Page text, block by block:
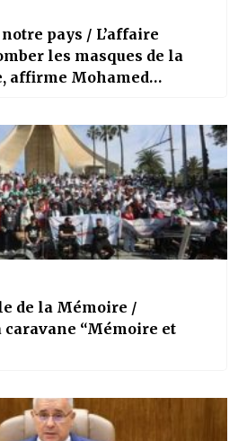
pays / L’affaire
les masques de la
affirme Mohamed
de la Mémoire /
caravane “Mémoire et